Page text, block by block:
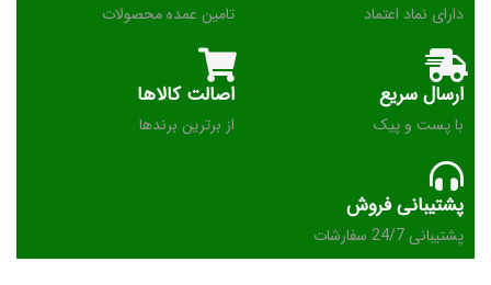
دارای نماد اعتماد تامین عمده محصولات
ارسال سریع
با پست و پیک
اصالت کالاها
از برترین برندها
پشتیبانی فروش
پشتیبانی 24/7 سفارشات